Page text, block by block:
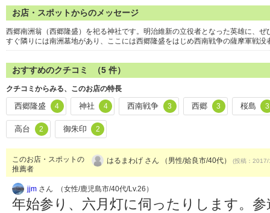
お店・スポットからのメッセージ
西郷南洲翁（西郷隆盛）を祀る神社です。明治維新の立役者となった英雄に、ぜ
すぐ隣りには南洲墓地があり、ここには西郷隆盛をはじめ西南戦争の薩摩軍戦
おすすめのクチコミ （5 件）
クチコミからみる、このお店の特長
西郷隆盛 4 神社 4 西南戦争 3 西郷 3 桜島 3
高台 2 御朱印 2
このお店・スポットの
推薦者
はるまわげ さん （男性/姶良市/40代） (投稿：
jjm さん （女性/鹿児島市/40代/Lv.26）
年始参り、六月灯に伺ったりします。